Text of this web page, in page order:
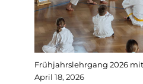
Frühjahrslehrgang 2026
April 18, 2026